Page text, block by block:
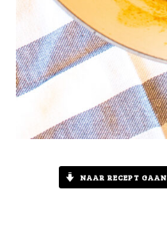
NAAR RECEPT GAAN